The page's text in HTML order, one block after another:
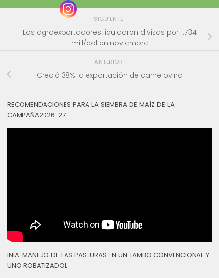
SIGUIENTE
Los agroexportadores liquidaron divisas por 1.734
mill/dol en noviembre
ANTERIOR
Creció 38% la exportación de carne ovina
RECOMENDACIONES PARA LA SIEMBRA DE MAÍZ DE LA
CAMPAÑA2026-27
INIA: MANEJO DE LAS PASTURAS EN UN TAMBO CONVENCIONAL Y
UNO ROBATIZADOL